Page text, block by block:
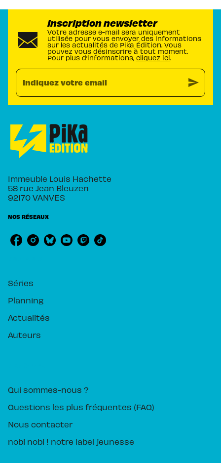
Inscription newsletter
Votre adresse e-mail sera uniquement
utilisée pour vous envoyer des informations
sur les actualités de Pika Édition. Vous
pouvez vous désinscrire à tout moment.
Pour plus d’informations, cliquez ici.
Indiquez votre email send
Immeuble Louis Hachette
58 rue Jean Bleuzen
92170 VANVES
NOS RÉSEAUX
Séries
Planning
Actualités
Auteurs
Qui sommes-nous ?
Questions les plus fréquentes (FAQ)
Nous contacter
nobi nobi ! notre label jeunesse